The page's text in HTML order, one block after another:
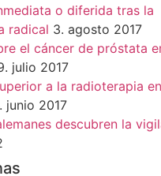
o diferida tras la
radical 3. agosto 2017
el cáncer de próstata
julio 2017
a la radioterapia
junio 2017
descubren la